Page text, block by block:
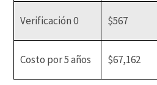
Verificación 0 $567
Costo por 5 años $67,162